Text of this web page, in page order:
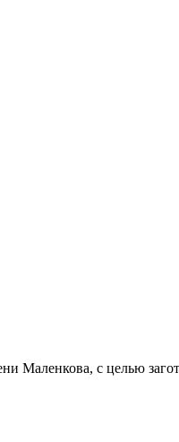
Маленкова, с целью